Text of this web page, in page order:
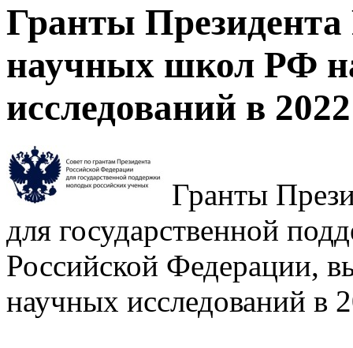
Гранты
научных школ РФ
исследований в
Гранты
для государственной
Российской Федерации,
научных исследований в